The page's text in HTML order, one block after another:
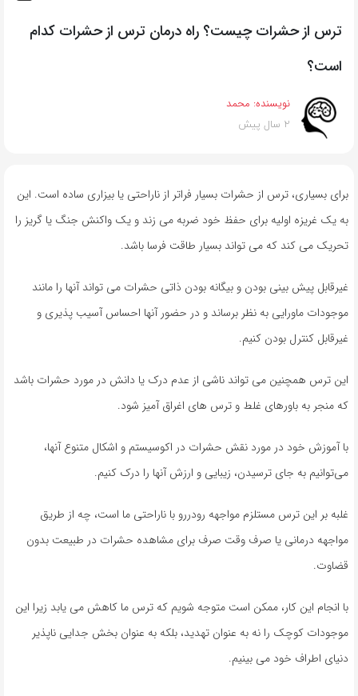
ترس از حشرات چیست؟ راه درمان ترس از حشرات کدام
است؟
نویسنده: محمد
2 سال پیش
برای بسیاری، ترس از حشرات بسیار فراتر از ناراحتی یا بیزاری ساده است. این
به یک غریزه اولیه برای حفظ خود ضربه می زند و یک واکنش جنگ یا گریز را
تحریک می کند که می تواند بسیار طاقت فرسا باشد.
غیرقابل پیش بینی بودن و بیگانه بودن ذاتی حشرات می تواند آنها را مانند
موجودات ماورایی به نظر برساند و در حضور آنها احساس آسیب پذیری و
غیرقابل کنترل بودن کنیم.
این ترس همچنین می تواند ناشی از عدم درک یا دانش در مورد حشرات باشد
که منجر به باورهای غلط و ترس های اغراق آمیز شود.
با آموزش خود در مورد نقش حشرات در اکوسیستم و اشکال متنوع آنها،
می‌توانیم به جای ترسیدن، زیبایی و ارزش آنها را درک کنیم.
غلبه بر این ترس مستلزم مواجهه رودررو با ناراحتی ما است، چه از طریق
مواجهه درمانی یا صرف وقت صرف برای مشاهده حشرات در طبیعت بدون
قضاوت.
با انجام این کار، ممکن است متوجه شویم که ترس ما کاهش می یابد زیرا این
موجودات کوچک را نه به عنوان تهدید، بلکه به عنوان بخش جدایی ناپذیر
دنیای اطراف خود می بینیم.